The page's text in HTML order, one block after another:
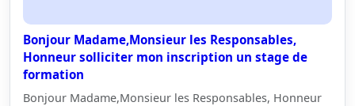
Bonjour Madame,Monsieur les Responsables,
Honneur solliciter mon inscription un stage de
formation
Bonjour Madame,Monsieur les Responsables, Honneur